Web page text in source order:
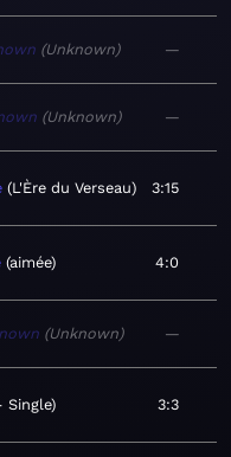
Unknown —
Unknown —
L'Ère du Verseau 3:15
aimée 4:0
Unknown —
Single 3:3